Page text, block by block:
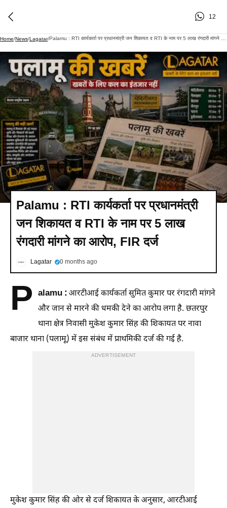
12
Home/News/Lagatar/
Palamu : RTI कार्यकर्ता पर प्रधानमंत्री
जन शिकायत व RTI के नाम पर 5 लाख
रंगदारी मांगने का आरोप, FIR दर्ज
Lagatar 0 months ago
P alamu :आरटीआई कार्यकर्ता सुमित कुमार पर रंगदारी मांगने
और जान से मारने की धमकी देने का आरोप लगा है. छतरपुर
थाना क्षेत्र निवासी मुकेश कुमार सिंह की शिकायत पर नावा
बाजार थाना (पलामू) में इस संबंध में प्राथमिकी दर्ज की गई है.
ADVERTISEMENT
मुकेश कुमार सिंह की ओर से दर्ज शिकायत के अनुसार, आरटीआई